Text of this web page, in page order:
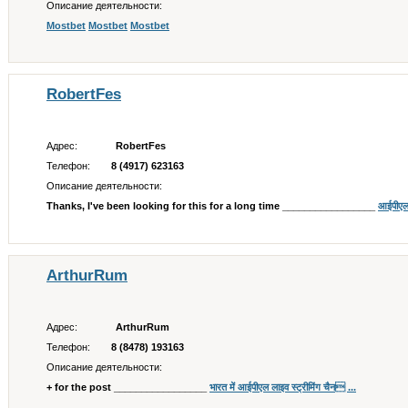
Описание деятельности:
Mostbet Mostbet Mostbet
RobertFes
Адрес:
RobertFes
Телефон:
8 (4917) 623163
Описание деятельности:
Thanks, I've been looking for this for a long time _________________
ArthurRum
Адрес:
ArthurRum
Телефон:
8 (8478) 193163
Описание деятельности:
+ for the post _________________ भारत में आईपीएल लाइव स्ट्रीमिंग चैन ...